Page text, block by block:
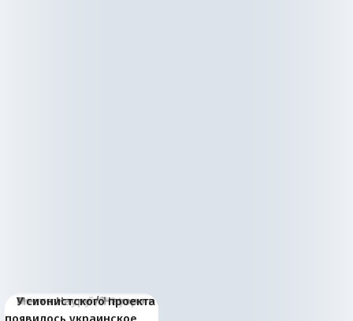
Киевская марионетка
В России назрели
Миграционный пожар
Россия начинает
Россия зимой 1904
Русская нация вчера и
Почему правый крах в
Место Науру / Науэро в
У сионистского проекта